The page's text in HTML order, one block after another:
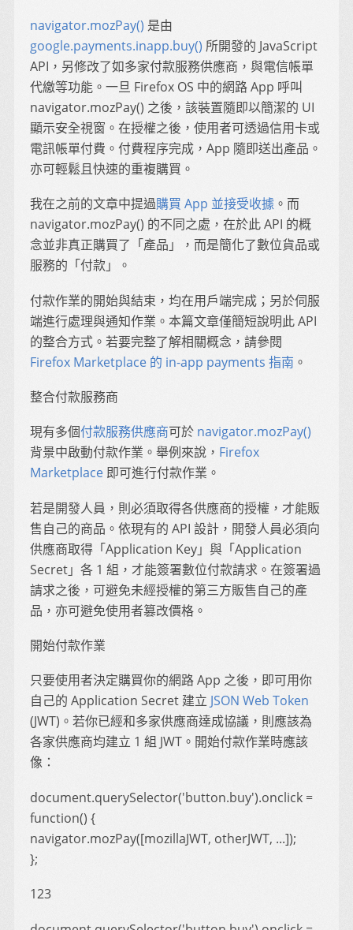
navigator.mozPay() 是由
google.payments.inapp.buy() 所開發的 JavaScript
API，另修改了如多家付款服務供應商，與電信帳單
代繳等功能。一旦 Firefox OS 中的網路 App 呼叫
navigator.mozPay() 之後，該裝置隨即以簡潔的 UI
顯示安全視窗。在授權之後，使用者可透過信用卡或
電訊帳單付費。付費程序完成，App 隨即送出產品。
亦可輕鬆且快速的重複購買。
我在之前的文章中提過購買 App 並接受收據 。而
navigator.mozPay() 的不同之處，在於此 API 的概
念並非真正購買了「產品」，而是簡化了數位貨品或
服務的「付款」。
付款作業的開始與結束，均在用戶端完成；另於伺服
端進行處理與通知作業。本篇文章僅簡短說明此 API
的整合方式。若要完整了解相關概念，請參閱
Firefox Marketplace 的 in-app payments 指南 。
整合付款服務商
現有多個付款服務供應商可於 navigator.mozPay()
背景中啟動付款作業。舉例來說， Firefox
Marketplace 即可進行付款作業。
若是開發人員，則必須取得各供應商的授權，才能販
售自己的商品。依現有的 API 設計，開發人員必須向
供應商取得「Application Key」與「Application
Secret」各 1 組，才能簽署數位付款請求。在簽署過
請求之後，可避免未經授權的第三方販售自己的產
品，亦可避免使用者篡改價格。
開始付款作業
只要使用者決定購買你的網路 App 之後，即可用你
自己的 Application Secret 建立 JSON Web Token
(JWT)。若你已經和多家供應商達成協議，則應該為
各家供應商均建立 1 組 JWT。開始付款作業時應該
像：
document.querySelector('button.buy').onclick =
function() {
navigator.mozPay([mozillaJWT, otherJWT, ...]);
};
123